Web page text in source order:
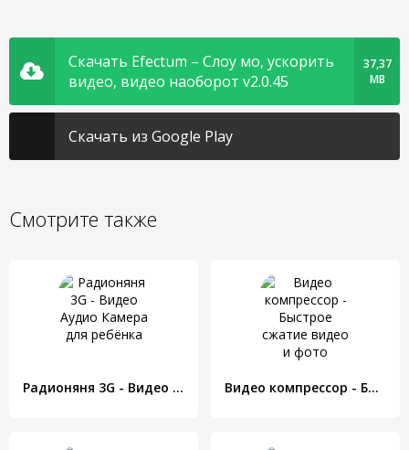
Скачать Efectum – Слоу мо, ускорить
видео, видео наоборот v2.0.45
37,37
MB
Скачать из Google Play
Смотрите также
Радионяня 3G - Видео Аудио Камера для ребёнка Видео компрессор - Быстрое сжатие видео и фото